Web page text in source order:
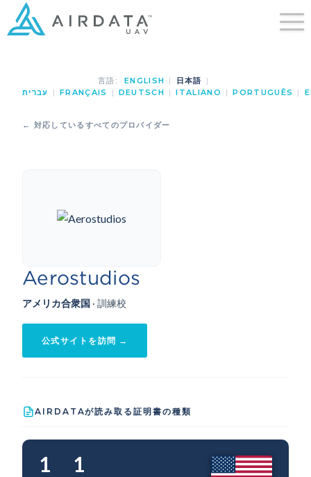
言語: ENGLISH | 日本語
|
עברית
| FRANÇAIS | DEUTSCH | ITALIANO | PORTUGUÊS |
← 対応しているすべてのプロバイダー
Aerostudios
アメリカ合衆国 · 訓練校
公式サイトを訪問 →
AIRDATAが読み取る証明書の種類
1 1